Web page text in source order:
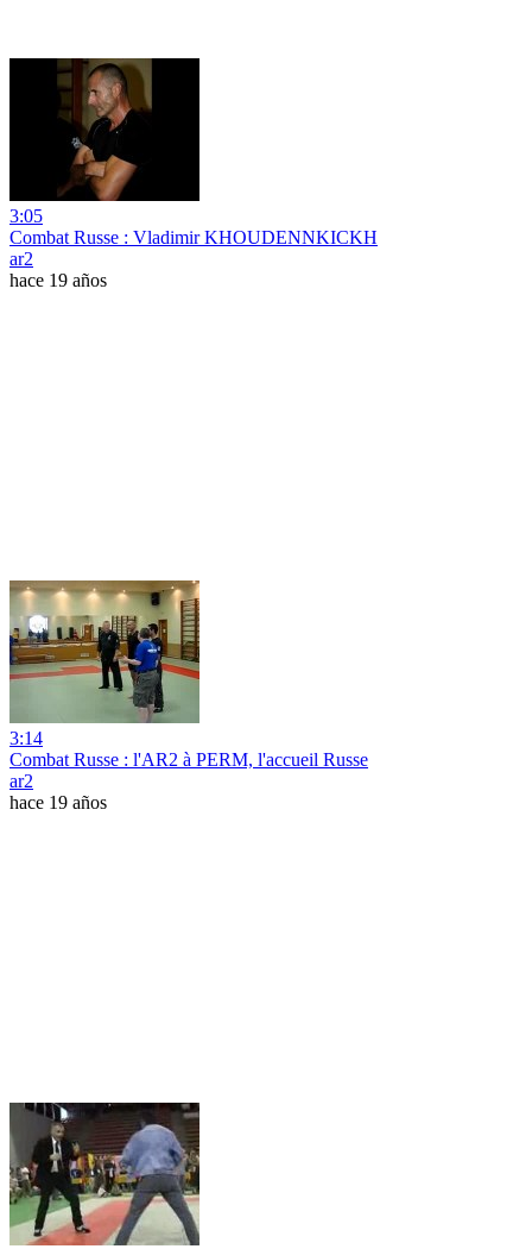
3:05
Combat Russe : Vladimir KHOUDENNKICKH
ar2
hace 19 años
3:14
Combat Russe : l'AR2 à PERM, l'accueil Russe
ar2
hace 19 años